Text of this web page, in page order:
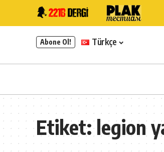
Abone Ol! Türkçe
Etiket:legion